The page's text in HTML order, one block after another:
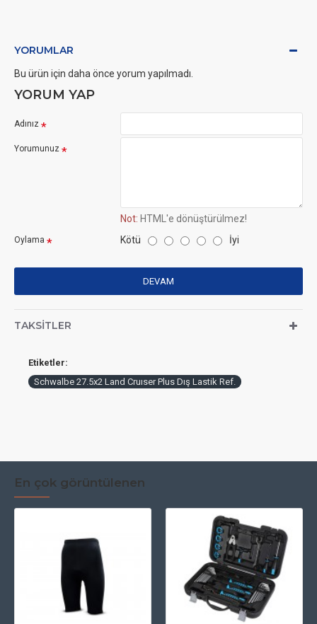
YORUMLAR
Bu ürün için daha önce yorum yapılmadı.
YORUM YAP
Adınız
Yorumunuz
Not: HTML'e dönüştürülmez!
Oylama Kötü İyi
DEVAM
TAKSITLER
Etiketler:
Schwalbe 27.5x2 Land Cruıser Plus Dış Lastik Ref.
En çok görüntülenen